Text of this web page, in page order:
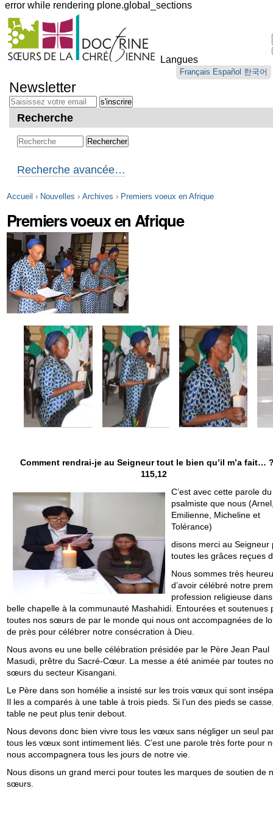
error while rendering plone.global_sections
Outils
personnels
Langues
Français Español 한국어
au
contenu.
Aller
navigation
Newsletter
Recherche
Recherche avancée…
Accueil › Nouvelles › Archives › Premiers voeux en Afrique
Premiers voeux en Afrique
Comment rendrai-je au Seigneur tout le bien qu’il m’a fait…
115,12
C’est avec cette parole du
psalmiste que nous
Emilienne, Micheline et
Tolérance)
disons merci au Seigneur
toutes les grâces reçues
Nous sommes très
d’avoir célébré notre
profession religieuse
belle chapelle à la communauté Mashahidi. Entourées et soutenues
toutes nos sœurs de par le monde qui nous ont accompagnées de
de près pour célébrer notre consécration à Dieu.
Nous avons eu une belle célébration présidée par le Père Jean Paul
Masudi, prêtre du Sacré-Cœur. La messe a été animée par toutes
sœurs du secteur Kisangani.
Le Père dans son homélie a insisté sur les trois vœux qui sont
Il les a comparés à une table à trois pieds. Si l’un des pieds se
table ne peut plus tenir debout.
Nous devons donc bien vivre tous les vœux sans négliger un seul
tous les vœux sont intimement liés. C’est une parole très forte pour
nous accompagnera tous les jours de notre vie.
Nous disons un grand merci pour toutes les marques de soutien de
sœurs.